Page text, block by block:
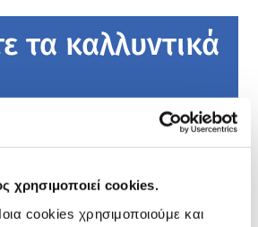
χρησιμοποιεί cookies.
cookies χρησιμοποιούμε και
τα καλλυντικά
ασφαλή τα καλλυντικά
πωλούνται στην Ευρωπαϊκή
για χρήση από τους